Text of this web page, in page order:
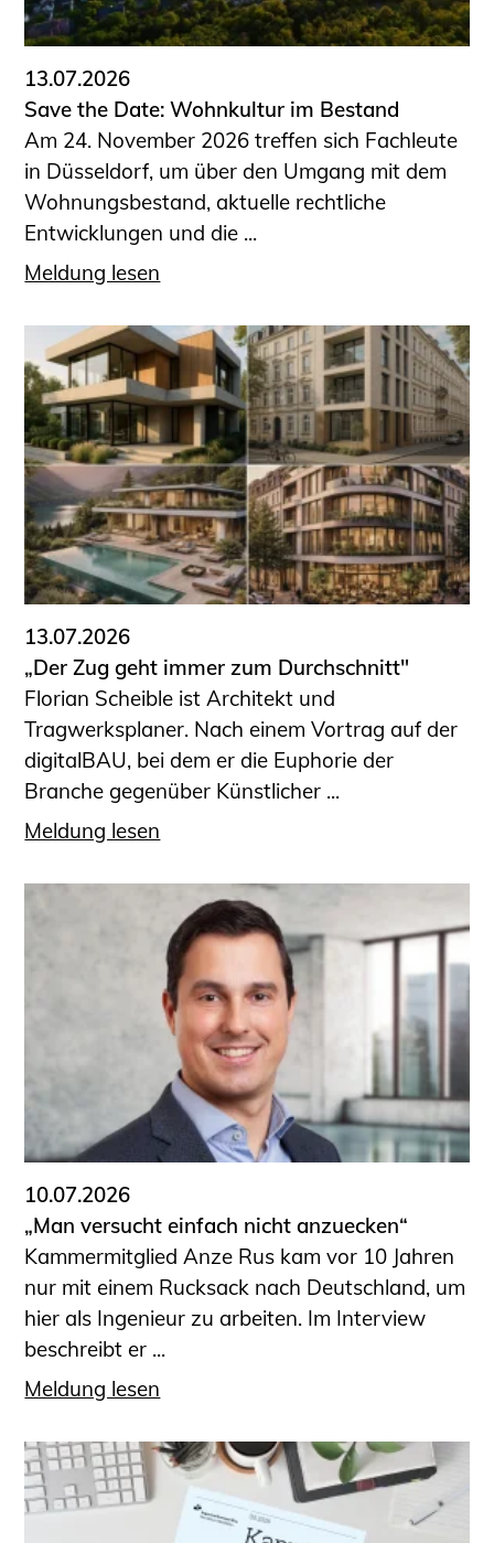
13.07.2026
Save the Date: Wohnkultur im Bestand
Am 24. November 2026 treffen sich Fachleute
in Düsseldorf, um über den Umgang mit dem
Wohnungsbestand, aktuelle rechtliche
Entwicklungen und die ...
Meldung lesen
13.07.2026
„Der Zug geht immer zum Durchschnitt"
Florian Scheible ist Architekt und
Tragwerksplaner. Nach einem Vortrag auf der
digitalBAU, bei dem er die Euphorie der
Branche gegenüber Künstlicher ...
Meldung lesen
10.07.2026
„Man versucht einfach nicht anzuecken“
Kammermitglied Anze Rus kam vor 10 Jahren
nur mit einem Rucksack nach Deutschland, um
hier als Ingenieur zu arbeiten. Im Interview
beschreibt er ...
Meldung lesen